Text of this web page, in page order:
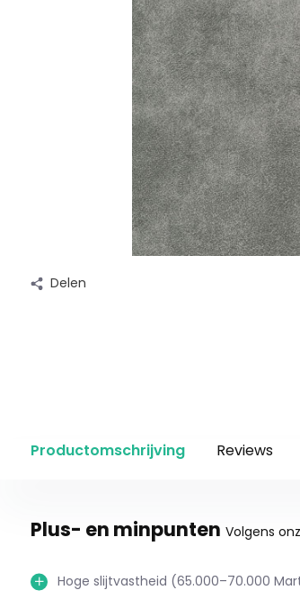
Delen
Productomschrijving Reviews
Plus- en minpunten Volgens
Hoge slijtvastheid (65.000–70.000